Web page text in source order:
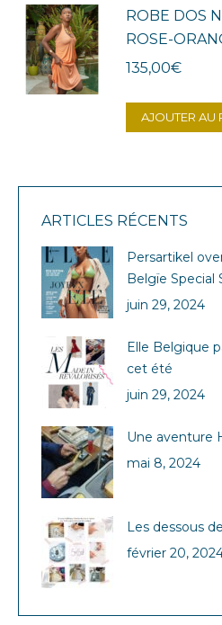
ROBE DOS
ROSE-
135,00€
AJOUTER AU
ARTICLES RÉCENTS
Persartikel
Belgïe Special
juin 29, 2024
Elle Belgique
cet été
juin 29, 2024
Une aventure
mai 8, 2024
Les dessous
février 20,